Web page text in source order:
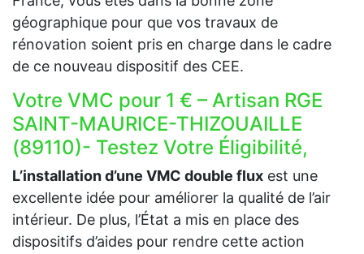
géographique pour que vos travaux de
rénovation soient pris en charge dans le cadre
de ce nouveau dispositif des CEE.
Votre VMC pour 1 € – Artisan RGE
SAINT-MAURICE-THIZOUAILLE
(89110)- Testez Votre Éligibilité,
L’installation d’une VMC double flux est une
excellente idée pour améliorer la qualité de l’air
intérieur. De plus, l’État a mis en place des
dispositifs d’aides pour rendre cette action